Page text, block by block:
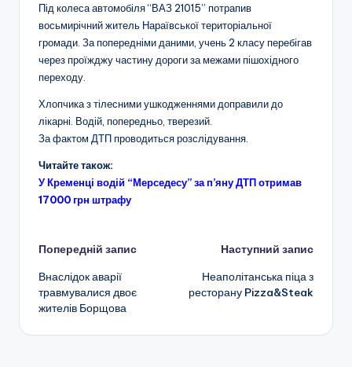
Під колеса автомобіля “ВАЗ 21015” потрапив
восьмирічний житель Нараївської територіальної
громади. За попередніми даними, учень 2 класу перебігав
через проїжджу частину дороги за межами пішохідного
переходу.
Хлопчика з тілесними ушкодженнями доправили до
лікарні. Водій, попередньо, тверезий.
За фактом ДТП проводиться розслідування.
Читайте також:
У Кременці водій “Мерседесу” за п’яну ДТП отримав
17000 грн штрафу
Навігація
по
запису
Попередній запис
Внаслідок аварії
травмувалися двоє
жителів Борщова
Наступний запис
Неаполітанська піца з
ресторану Pizza&Steak